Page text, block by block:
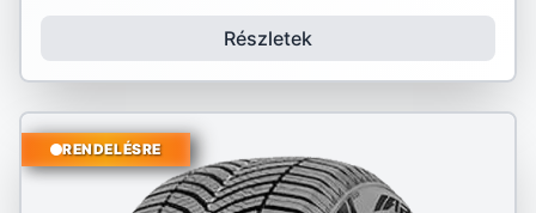
Részletek
RENDELÉSRE